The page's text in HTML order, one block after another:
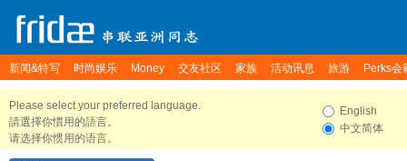
新闻&特写 时尚娱乐 Money 交友社区 家族 活动讯息 旅游 Perks会
Please select your preferred language.
請選擇你慣用的語言。
请选择你惯用的语言。
English
中文简体